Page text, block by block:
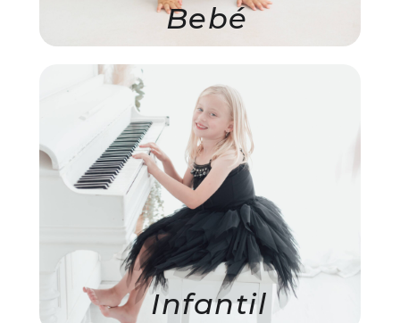
Bebé
Infantil